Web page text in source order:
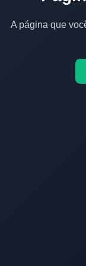
A página que